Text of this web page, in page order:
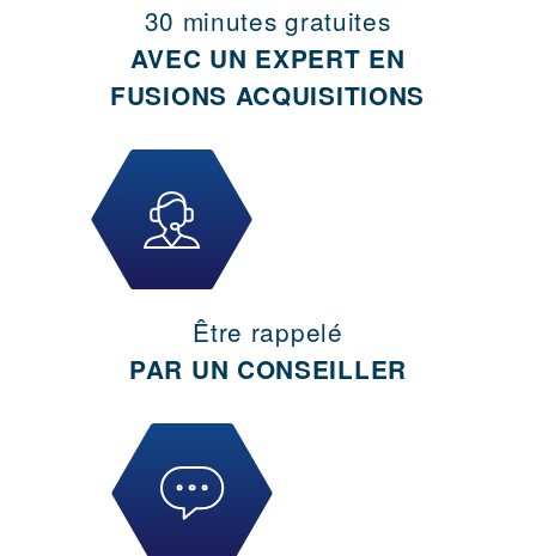
30 minutes gratuites
AVEC UN EXPERT EN
FUSIONS ACQUISITIONS
Être rappelé
PAR UN CONSEILLER